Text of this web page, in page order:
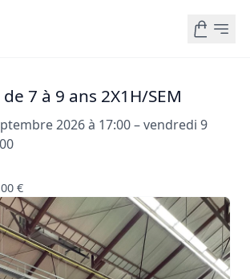
7 à 9 ans 2X1H/SEM
2026 à 17:00 – vendredi 9
€